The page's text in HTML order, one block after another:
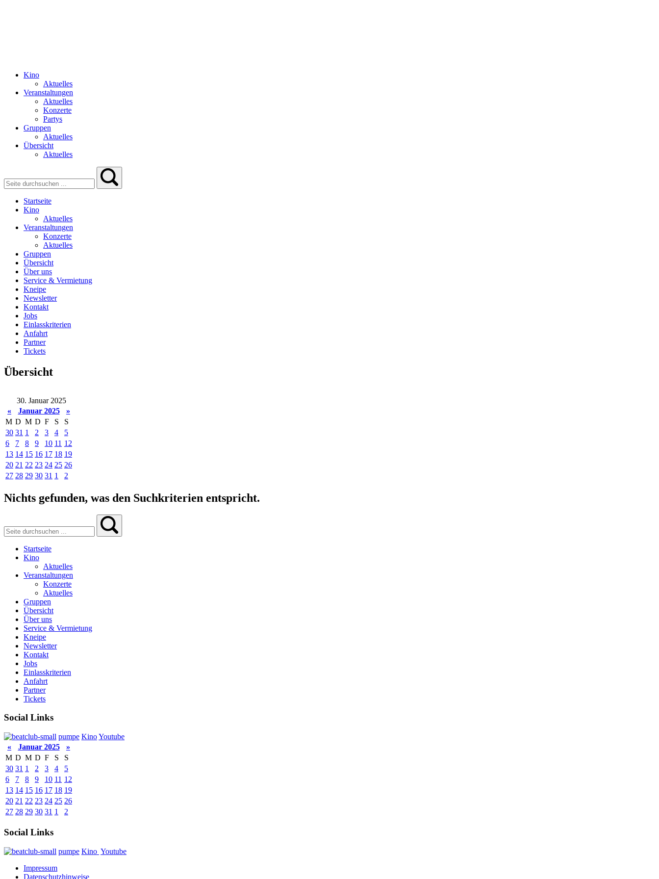
Kino
Aktuelles
Veranstaltungen
Aktuelles
Konzerte
Partys
Gruppen
Aktuelles
Übersicht
Aktuelles
Startseite
Kino
Aktuelles
Veranstaltungen
Konzerte
Aktuelles
Gruppen
Übersicht
Über uns
Service & Vermietung
Kneipe
Newsletter
Kontakt
Jobs
Einlasskriterien
Anfahrt
Partner
Tickets
Übersicht
30. Januar 2025
«
Januar 2025
»
M D M D F S
S
30 31 1 2 3 4
5
6
7 8 9 10 11 12
13 14 15 16 17 18 19
20 21 22 23 24 25 26
27 28 29 30 31 1 2
Nichts gefunden, was den Suchkriterien entspricht.
Startseite
Kino
Aktuelles
Veranstaltungen
Konzerte
Aktuelles
Gruppen
Übersicht
Über uns
Service & Vermietung
Kneipe
Newsletter
Kontakt
Jobs
Einlasskriterien
Anfahrt
Partner
Tickets
Social Links
pumpe KinoYoutube
«
Januar 2025
»
M D M D F S
S
30 31 1 2 3 4
5
6
7 8 9 10 11 12
13 14 15 16 17 18 19
20 21 22 23 24 25 26
27 28 29 30 31 1 2
Social Links
pumpe Kino Youtube
Impressum
Datenschutzhinweise